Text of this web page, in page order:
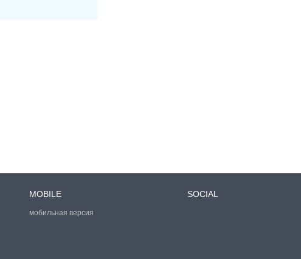
MOBILE
мобильная версия
SOCIAL